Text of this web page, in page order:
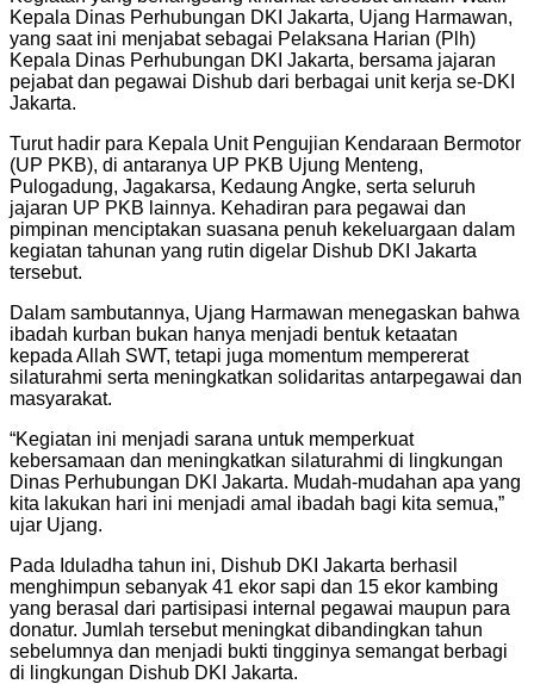
Kepala Dinas Perhubungan DKI Jakarta, Ujang Harmawan,
yang saat ini menjabat sebagai Pelaksana Harian (Plh)
Kepala Dinas Perhubungan DKI Jakarta, bersama jajaran
pejabat dan pegawai Dishub dari berbagai unit kerja se-DKI
Jakarta.
Turut hadir para Kepala Unit Pengujian Kendaraan Bermotor
(UP PKB), di antaranya UP PKB Ujung Menteng,
Pulogadung, Jagakarsa, Kedaung Angke, serta seluruh
jajaran UP PKB lainnya. Kehadiran para pegawai dan
pimpinan menciptakan suasana penuh kekeluargaan dalam
kegiatan tahunan yang rutin digelar Dishub DKI Jakarta
tersebut.
Dalam sambutannya, Ujang Harmawan menegaskan bahwa
ibadah kurban bukan hanya menjadi bentuk ketaatan
kepada Allah SWT, tetapi juga momentum mempererat
silaturahmi serta meningkatkan solidaritas antarpegawai dan
masyarakat.
“Kegiatan ini menjadi sarana untuk memperkuat
kebersamaan dan meningkatkan silaturahmi di lingkungan
Dinas Perhubungan DKI Jakarta. Mudah-mudahan apa yang
kita lakukan hari ini menjadi amal ibadah bagi kita semua,”
ujar Ujang.
Pada Iduladha tahun ini, Dishub DKI Jakarta berhasil
menghimpun sebanyak 41 ekor sapi dan 15 ekor kambing
yang berasal dari partisipasi internal pegawai maupun para
donatur. Jumlah tersebut meningkat dibandingkan tahun
sebelumnya dan menjadi bukti tingginya semangat berbagi
di lingkungan Dishub DKI Jakarta.